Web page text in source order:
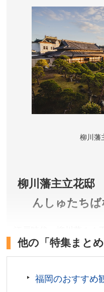
九州国立博物館 公式サ
んが巧みに舟を操りま
いなまこ壁など、旅情
福岡県柳川市
乗合舟料金／大人(中
900円～1,000円 ※船
は公式サイトをご確認
営業時間／9:00頃～
詳しくは公式サイトを
10分の所に4カ所あり
柳川藩
柳川藩主立花
んしゅたち
屋敷。敷地全体約７千
に指定され、現在は明
家１４代寛治伯爵によ
園｢松濤園｣が１００年
他の「特集まと
福岡のおすすめ